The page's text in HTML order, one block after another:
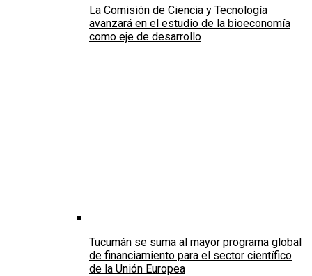
La Comisión de Ciencia y Tecnología
avanzará en el estudio de la bioeconomía
como eje de desarrollo
Tucumán se suma al mayor programa global
de financiamiento para el sector científico
de la Unión Europea